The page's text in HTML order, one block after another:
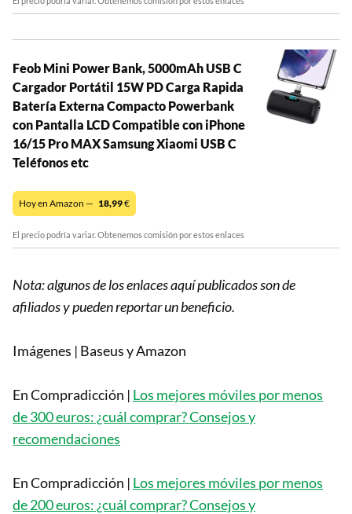
Feob Mini Power Bank, 5000mAh USB C
Cargador Portátil 15W PD Carga Rapida
Batería Externa Compacto Powerbank
con Pantalla LCD Compatible con iPhone
16/15 Pro MAX Samsung Xiaomi USB C
Teléfonos etc
Hoy en Amazon — 18,99€
El precio podría variar. Obtenemos comisión por estos enlaces
Nota: algunos de los enlaces aquí publicados son de
afiliados y pueden reportar un beneficio.
Imágenes | Baseus y Amazon
En Compradicción | Los mejores móviles por menos
de 300 euros: ¿cuál comprar? Consejos y
recomendaciones
En Compradicción | Los mejores móviles por menos
de 200 euros: ¿cuál comprar? Consejos y